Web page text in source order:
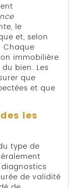
le
et, selon
Chaque
immobilière
bien. Les
que
et que
les
type de
de validité